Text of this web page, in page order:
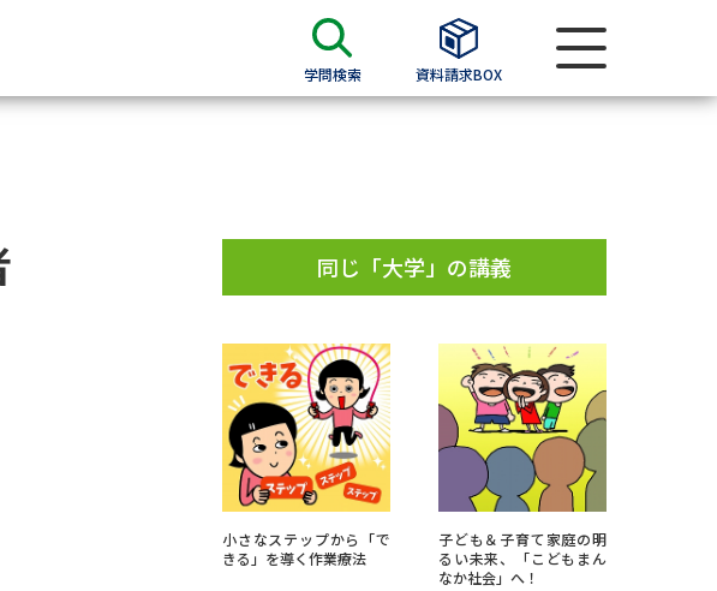
学問検索 資料請求BOX
料種類から請求
・学科パンフ
過去問題集
留学・進学関連、塾・予備校
同じ「大学」の講義
小さなステップから「で
きる」を導く作業療法
子ども＆子育て家庭の明
るい未来、「こどもまん
なか社会」へ！